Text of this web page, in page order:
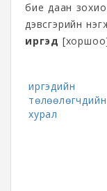
бие даан
дэвсгэрийн
иргэд
иргэдийн
төлөөлөгчдийн
хурал